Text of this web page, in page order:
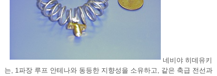
네비야 히데유키
는, 1파장 루프 안테나와 동등한 지향성을 소유하고, 같은 축급 전선과